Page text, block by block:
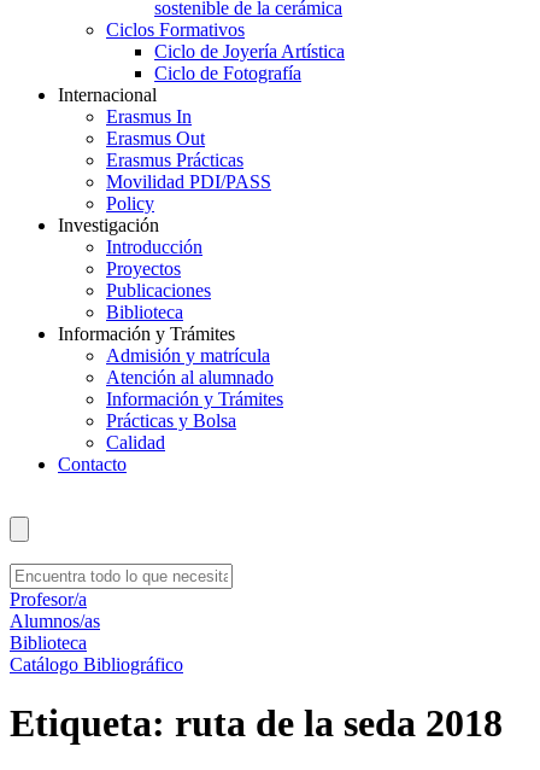
sostenible de la cerámica
Ciclos Formativos
Ciclo de Joyería Artística
Ciclo de Fotografía
Internacional
Erasmus In
Erasmus Out
Erasmus Prácticas
Movilidad PDI/PASS
Policy
Investigación
Introducción
Proyectos
Publicaciones
Biblioteca
Información y Trámites
Admisión y matrícula
Atención al alumnado
Información y Trámites
Prácticas y Bolsa
Calidad
Contacto
Profesor/a
Alumnos/as
Biblioteca
Catálogo Bibliográfico
Etiqueta: ruta de la seda 2018